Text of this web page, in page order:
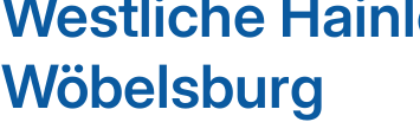
hier:
Westliche
Wöbelsburg